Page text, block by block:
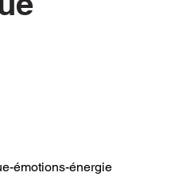
émotions-énergie